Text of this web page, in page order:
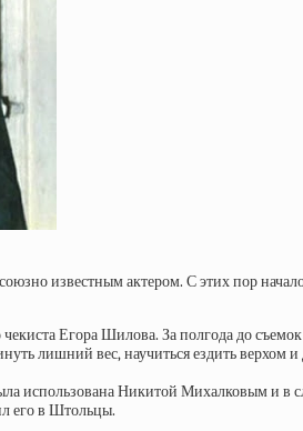
известным актером. С этих пор
Егора Шилова. За полгода до
лишний вес, научиться ездить верхом и
использована Никитой Михалковым и
его в Штольцы.